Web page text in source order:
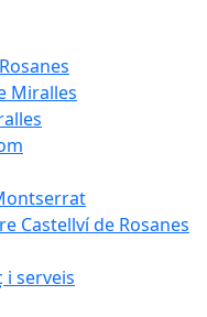
Miralles
Castellví de Rosanes
i serveis